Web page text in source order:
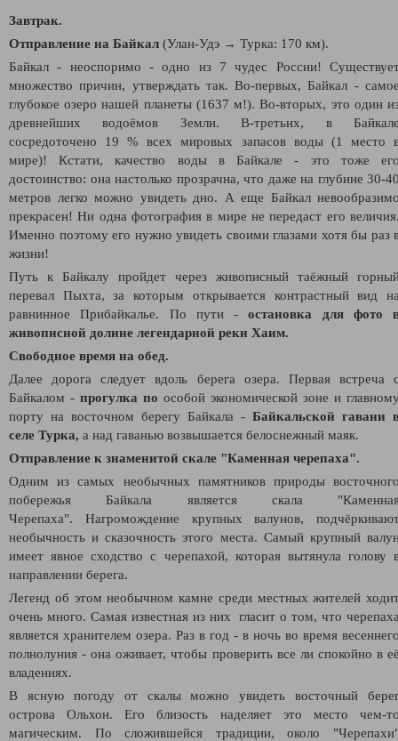
Завтрак.
Отправление на Байкал (Улан-Удэ → Турка: 170 км).
Байкал - неоспоримо - одно из 7 чудес России!
множество причин, утверждать так. Во-первых, Байкал -
глубокое озеро нашей планеты (1637 м!). Во-вторых, это один
древнейших водоёмов Земли. В-третьих, в
сосредоточено 19 % всех мировых запасов воды (1 место
мире)! Кстати, качество воды в Байкале - это тоже
достоинство: она настолько прозрачна, что даже на глубине 30-
метров легко можно увидеть дно. А еще Байкал
прекрасен! Ни одна фотография в мире не передаст его
Именно поэтому его нужно увидеть своими глазами хотя бы раз
жизни!
Путь к Байкалу пройдет через живописный таёжный
перевал Пыхта, за которым открывается контрастный вид
равнинное Прибайкалье. По пути -остановка для фото
живописной долине легендарной реки Хаим.
Свободное время на обед.
Далее дорога следует вдоль берега озера. Первая встреча
Байкалом - прогулка по особой экономической зоне и
порту на восточном берегу Байкала - Байкальской гавани
селе Турка, а над гаванью возвышается белоснежный маяк.
Отправление к знаменитой скале "Каменная черепаха".
Одним из самых необычных памятников природы
побережья Байкала является скала
Черепаха". Нагромождение крупных валунов,
необычность и сказочность этого места. Самый крупный
имеет явное сходство с черепахой, которая вытянула голову
направлении берега.
Легенд об этом необычном камне среди местных жителей
очень много. Самая известная из них гласит о том, что
является хранителем озера. Раз в год - в ночь во время
полнолуния - она оживает, чтобы проверить все ли спокойно в
владениях.
В ясную погоду от скалы можно увидеть восточный
острова Ольхон. Его близость наделяет это место чем-
магическим. По сложившейся традиции, около